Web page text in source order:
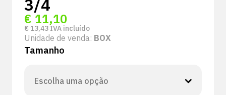
3/4
€ 11,10
€ 13,43 IVA incluído
Unidade de venda: BOX
Tamanho